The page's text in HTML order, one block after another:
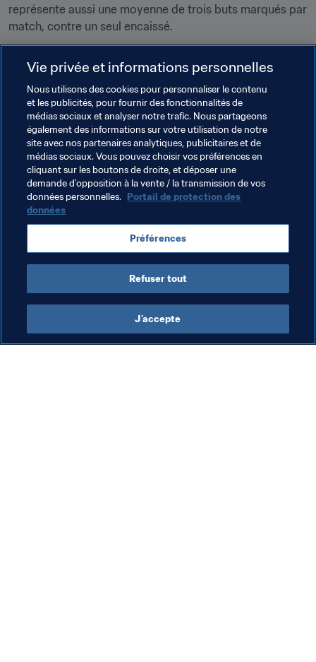
représente aussi une moyenne de trois buts marqués par
match, contre un seul encaissé.
pas gagner ce tournoi, surtout contre un finaliste comme
"Gorilla". Je suis très ému. Maintenant, j'espère bien m'en
sortir à Berlin" - **Daniele "Prinsipe" Paolucci, vainqueur
de la finale régionale européenne de la Saison 2 du FUT
Champions 17, qui s'est déroulée à Madrid
Thèmes en lien
Italy UEFA
Vie privée et informations personnelles
Nous utilisons des cookies pour personnaliser le contenu
et les publicités, pour fournir des fonctionnalités de
médias sociaux et analyser notre trafic. Nous partageons
également des informations sur votre utilisation de notre
site avec nos partenaires analytiques, publicitaires et de
médias sociaux. Vous pouvez choisir vos préférences en
cliquant sur les boutons de droite, et déposer une
demande d’opposition à la vente / la transmission de vos
données personnelles. Portail de protection des
données
Préférences
Refuser tout
J’accepte